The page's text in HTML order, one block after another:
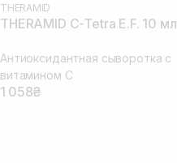
THERAMID
THERAMID C-Tetra E.F. 10 мл
Антиоксидантная сыворотка с
витамином C
1 058₴